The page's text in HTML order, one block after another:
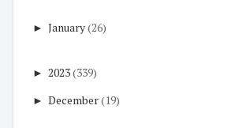
► January(26)
► 2023(339)
► December(19)